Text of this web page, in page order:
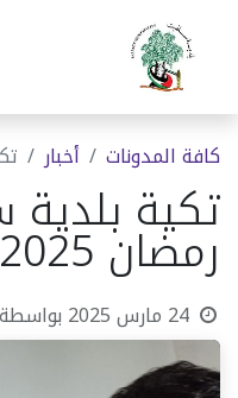
كافة المدونات أخبار
رمضان 2025
24 مارس 2025 بواسطة